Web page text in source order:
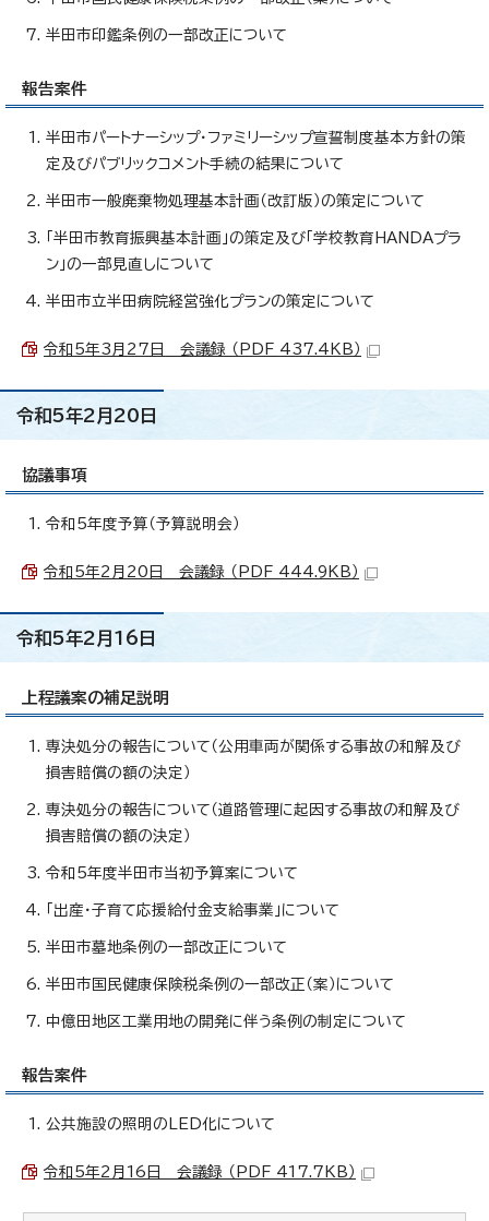
半田市印鑑条例の一部改正について
報告案件
半田市パートナーシップ・ファミリーシップ宣誓制度基本方針の策
定及びパブリックコメント手続の結果について
半田市一般廃棄物処理基本計画（改訂版）の策定について
「半田市教育振興基本計画」の策定及び「学校教育HANDAプラ
ン」の一部見直しについて
半田市立半田病院経営強化プランの策定について
令和5年3月27日 会議録 （PDF 437.4KB）
令和5年2月20日
協議事項
令和5年度予算（予算説明会）
令和5年2月20日 会議録 （PDF 444.9KB）
令和5年2月16日
上程議案の補足説明
専決処分の報告について（公用車両が関係する事故の和解及び
損害賠償の額の決定）
専決処分の報告について（道路管理に起因する事故の和解及び
損害賠償の額の決定）
令和5年度半田市当初予算案について
「出産・子育て応援給付金支給事業」について
半田市墓地条例の一部改正について
半田市国民健康保険税条例の一部改正（案）について
中億田地区工業用地の開発に伴う条例の制定について
報告案件
公共施設の照明のLED化について
令和5年2月16日 会議録 （PDF 417.7KB）